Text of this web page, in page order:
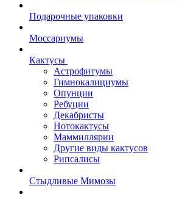
Подарочные упаковки
Моссариумы
Кактусы
Астрофитумы
Гимнокалициумы
Опунции
Ребуции
Декабристы
Нотокактусы
Маммиллярии
Другие виды кактусов
Рипсалисы
Стыдливые Мимозы